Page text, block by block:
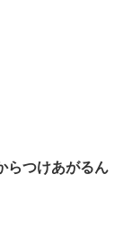
らつけあがるん